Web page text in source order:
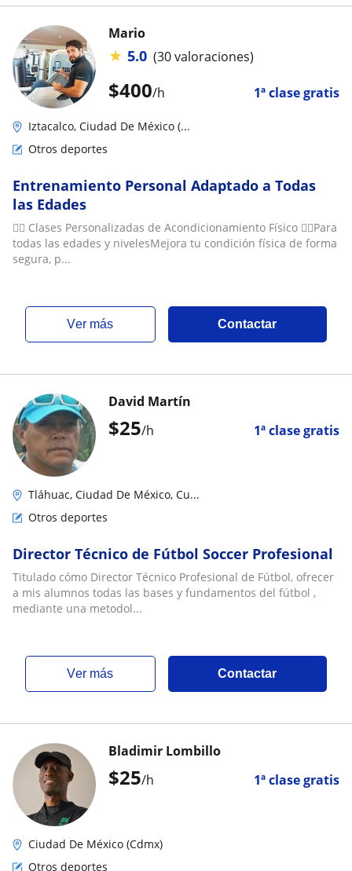
$400/h 1ª clase gratis
Mario
★ 5.0 (30 valoraciones)
Iztacalco, Ciudad De México (...
Otros deportes
Entrenamiento Personal Adaptado a Todas
las Edades
🏋️‍♀️ Clases Personalizadas de Acondicionamiento Físico 🏋️‍♂️Para
todas las edades y nivelesMejora tu condición física de forma
segura, p...
ver más Contactar
$25/h 1ª clase gratis
David Martín
Tláhuac, Ciudad De México, Cu...
Otros deportes
Director Técnico de Fútbol Soccer Profesional
Titulado cómo Director Técnico Profesional de Fútbol, ofrecer
a mis alumnos todas las bases y fundamentos del fútbol ,
mediante una metodol...
ver más Contactar
$25/h 1ª clase gratis
Bladimir Lombillo
Ciudad De México (Cdmx)
Otros deportes